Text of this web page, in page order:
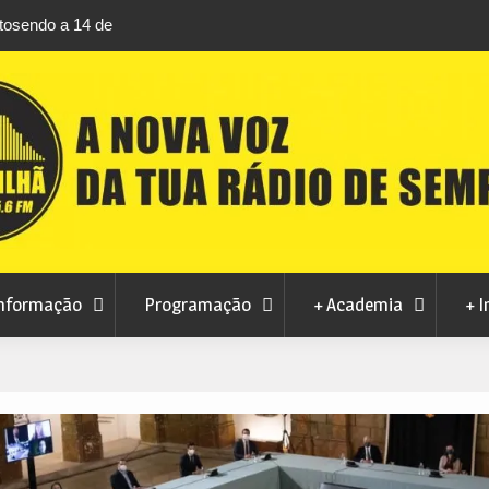
Habitação a custos controlados em Manteigas avança
para fase final sem risco de penalizações
Programação + Academia +